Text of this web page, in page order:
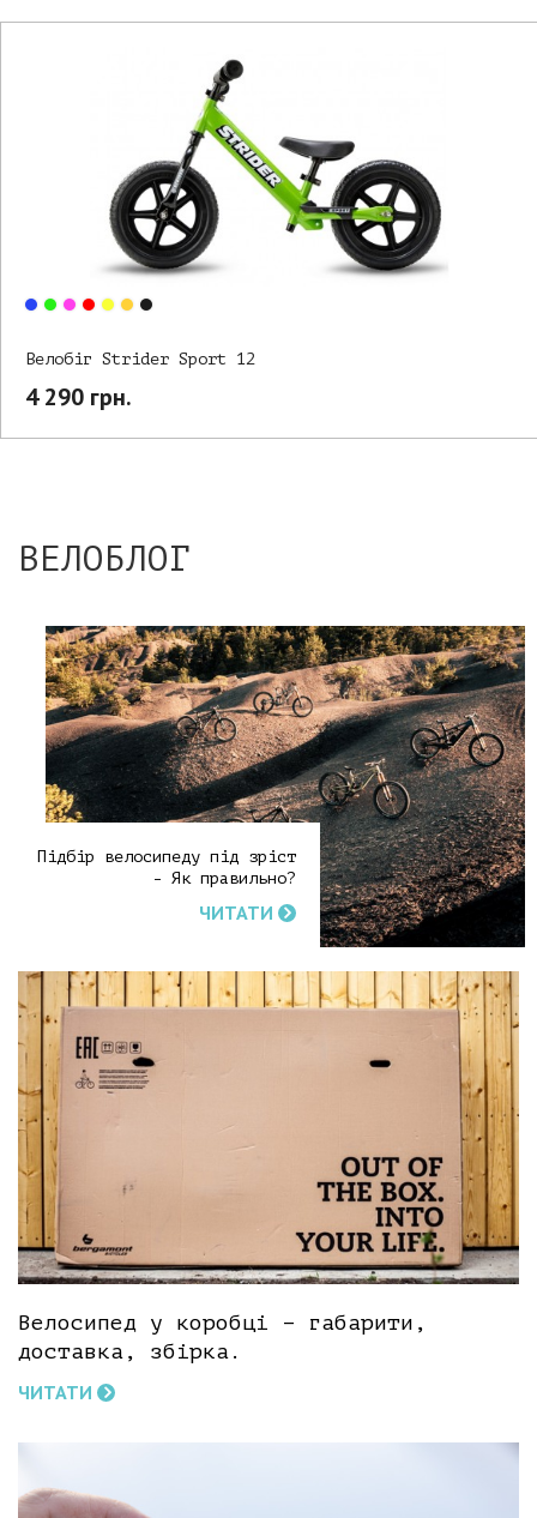
Велобіг Strider Sport 12
4 290 грн.
ВЕЛОБЛОГ
Підбір велосипеду під зріст
- Як правильно?
ЧИТАТИ
Велосипед у коробці – габарити,
доставка, збірка.
ЧИТАТИ